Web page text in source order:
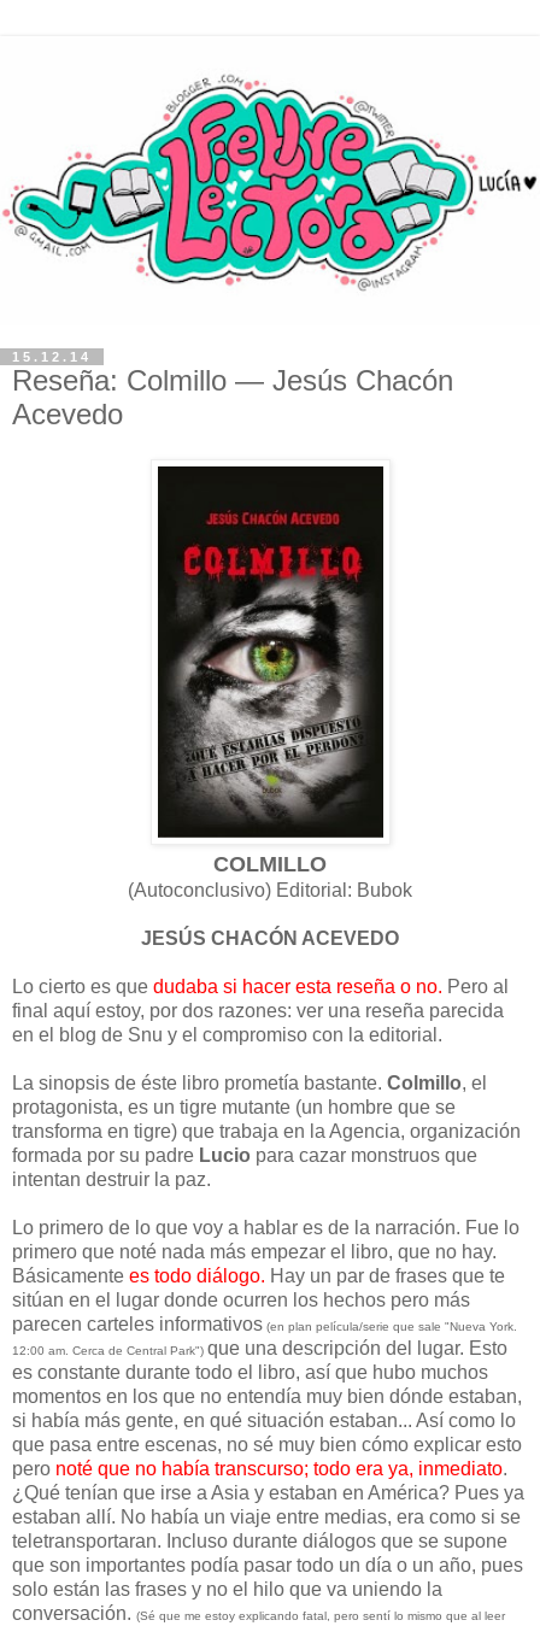
15.12.14
Reseña: Colmillo — Jesús Chacón
Acevedo
COLMILLO
(Autoconclusivo) Editorial: Bubok
JESÚS CHACÓN ACEVEDO
Lo cierto es que dudaba si hacer esta reseña o no. Pero al
final aquí estoy, por dos razones: ver una reseña parecida
en el blog de Snu y el compromiso con la editorial.
La sinopsis de éste libro prometía bastante. Colmillo, el
protagonista, es un tigre mutante (un hombre que se
transforma en tigre) que trabaja en la Agencia, organización
formada por su padre Lucio para cazar monstruos que
intentan destruir la paz.
Lo primero de lo que voy a hablar es de la narración. Fue lo
primero que noté nada más empezar el libro, que no hay.
Básicamente es todo diálogo. Hay un par de frases que te
sitúan en el lugar donde ocurren los hechos pero más
parecen carteles informativos (en plan película/serie que sale "Nueva York.
12:00 am. Cerca de Central Park") que una descripción del lugar. Esto
es constante durante todo el libro, así que hubo muchos
momentos en los que no entendía muy bien dónde estaban,
si había más gente, en qué situación estaban... Así como lo
que pasa entre escenas, no sé muy bien cómo explicar esto
pero noté que no había transcurso; todo era ya, inmediato.
¿Qué tenían que irse a Asia y estaban en América? Pues ya
estaban allí. No había un viaje entre medias, era como si se
teletransportaran. Incluso durante diálogos que se supone
que son importantes podía pasar todo un día o un año, pues
solo están las frases y no el hilo que va uniendo la
conversación. (Sé que me estoy explicando fatal, pero sentí lo mismo que al leer